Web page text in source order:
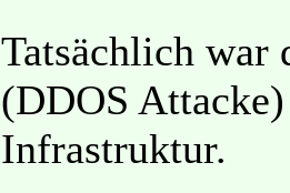
Tatsächlich war
(DDOS
Infrastruktur.